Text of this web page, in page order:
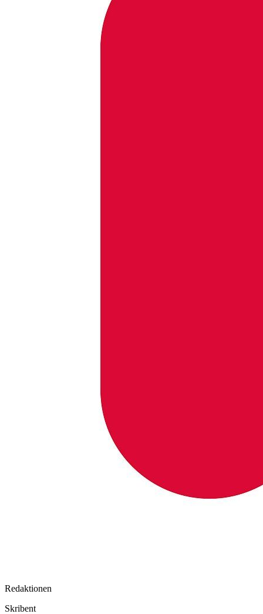
Redaktionen
Skribent